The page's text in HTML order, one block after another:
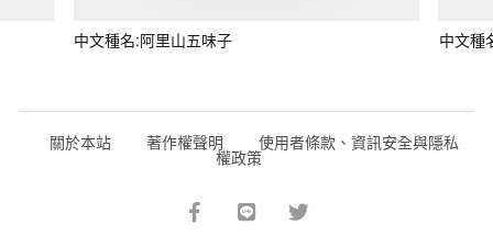
中文種名:阿里山五味子 中文種
關於本站 著作權聲明 使用者條款、資訊安全與隱私
權政策